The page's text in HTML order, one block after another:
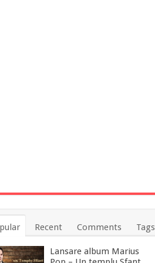
Recent Comments Tags
Lansare album Marius